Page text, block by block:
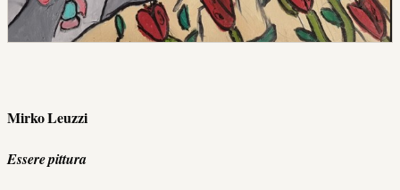
Mirko Leuzzi
Essere pittura